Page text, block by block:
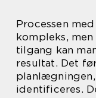
Processen
kompleks,
tilgang kan
resultat. Det
identificeres.